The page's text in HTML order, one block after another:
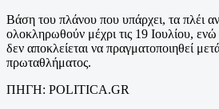
Βάση του πλάνου που υπάρχει, τα πλέι
ολοκληρωθούν μέχρι τις 19 Ιουλίου,
δεν αποκλείεται να πραγματοποιηθεί
πρωταθλήματος.
ΠΗΓΗ: POLITICA.GR